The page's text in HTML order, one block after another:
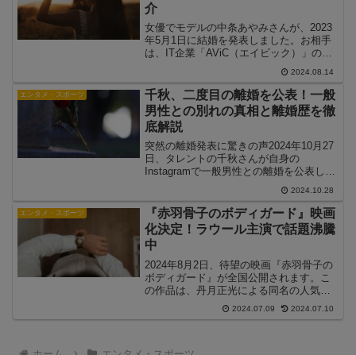
介
女優でモデルの中条あやみさんが、2023
年5月1日に結婚を発表しました。お相手
は、IT企業「AViC（エイビック）」の代
表取締役社長である市原創吾さんです。
この記事では、市原創吾さんのプロフィ
ールと、お二人の馴れ初めについて詳し
く紹介します...
2024.08.14
エンタメ・スポーツ
千秋、二度目の離婚を公表！一般
男性との別れの真相と離婚歴を徹
底解説
突然の離婚発表に驚きの声2024年10月27
日、タレントの千秋さんが自身の
Instagramで一般男性との離婚を公表しま
した。53歳の誕生日を迎えた翌日のこの
発表に、多くのファンや関係者が驚きを
隠せない様子です。千秋さんは投稿で
「夫とはずっ...
2024.10.28
エンタメ・スポーツ
『赤羽骨子のボディガード』映画
化決定！ラウール主演で話題沸騰
中
2024年8月2日、待望の映画『赤羽骨子の
ボディガード』が全国公開されます。こ
の作品は、丹月正光による同名の人気漫
画を原作とし、Snow Manのラウールが主
演を務めることで大きな話題となってい
2024.07.09 2024.07.10